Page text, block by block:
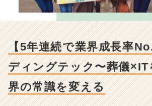
o.
エ
ン
デ
【5年連続で業界成長率
ディングテック〜葬儀×IT
界の常識を変える